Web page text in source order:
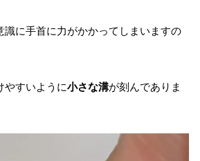
識に手首に力がかかってしまいますの
やすいように小さな溝が刻んでありま